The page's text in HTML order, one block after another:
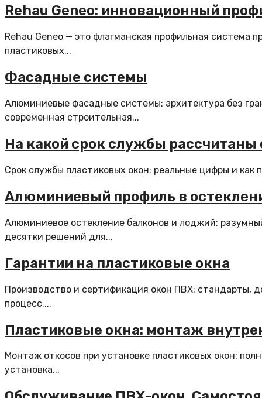
Rehau Geneo: инновационный
Rehau Geneo — это флагманская профильная система
пластиковых...
Фасадные системы
Алюминиевые фасадные системы: архитектура без
современная строительная...
На какой срок службы рассчитаны
Срок службы пластиковых окон: реальные цифры и
Алюминиевый профиль в
Алюминиевое остекление балконов и лоджий:
десятки решений для...
Гарантии на пластиковые окна
Производство и сертификация окон ПВХ: стандарты,
процесс,...
Пластиковые окна: монтаж
Монтаж откосов при установке пластиковых окон:
установка...